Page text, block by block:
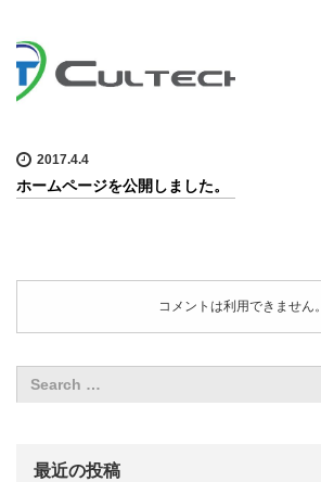
2017.4.4
ホームページを公開しました。
コメントは利用できません。
最近の投稿